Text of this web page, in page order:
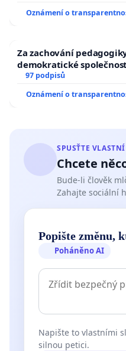
Oznámení o
Za zachování
demokratické
97 podpisů
Oznámení o
SPUSŤTE
Chcete
Bude-li člověk
Zahajte sociální
Popište změnu,
Poháněno AI
Napište to vlastními
silnou petici.